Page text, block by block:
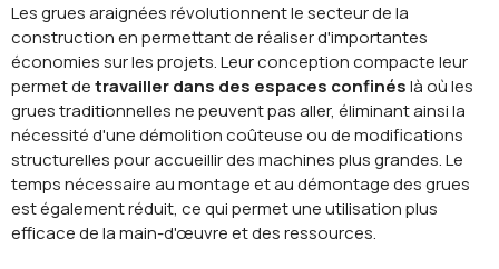
Les grues araignées révolutionnent le secteur de la
construction en permettant de réaliser d'importantes
économies sur les projets. Leur conception compacte leur
permet detravailler dans des espaces confinéslà où les
grues traditionnelles ne peuvent pas aller, éliminant ainsi la
nécessité d'une démolition coûteuse ou de modifications
structurelles pour accueillir des machines plus grandes. Le
temps nécessaire au montage et au démontage des grues
est également réduit, ce qui permet une utilisation plus
efficace de la main-d'œuvre et des ressources.